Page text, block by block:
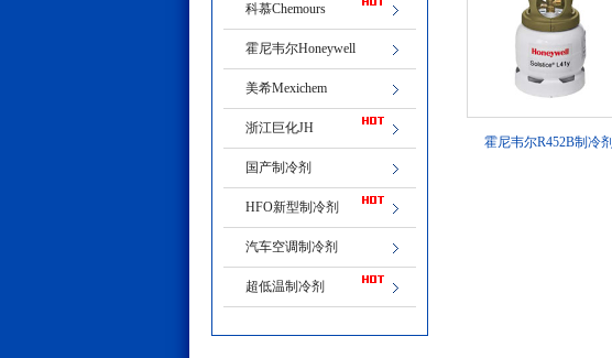
科慕Chemours
霍尼韦尔Honeywell
美希Mexichem
浙江巨化JH
国产制冷剂
HFO新型制冷剂
汽车空调制冷剂
超低温制冷剂
霍尼韦尔R452B制冷剂